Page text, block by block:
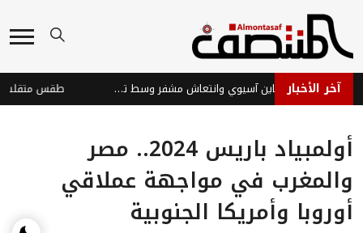
آخر الأخبار الأسواق العالمية: تباين آسيوي وانتعاش مشفر وسط تحديات
أولمبياد باريس 2024.. مصر
والمغرب في مواجهة عملاقي
أوروبا وأمريكا الجنوبية